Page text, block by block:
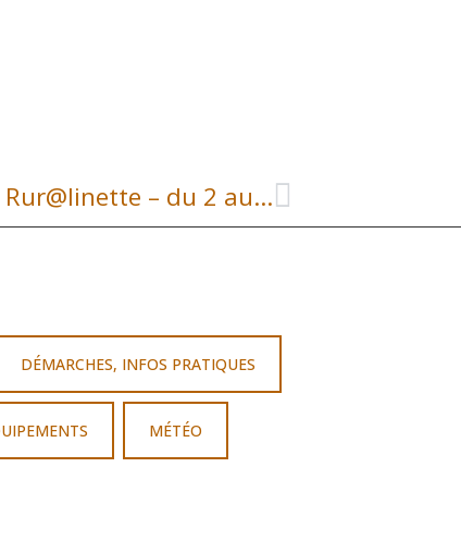
JOURNEES France Services – La Rur@linette – du 2 au 14 octobre 2023
DÉMARCHES, INFOS PRATIQUES
MÉTÉO